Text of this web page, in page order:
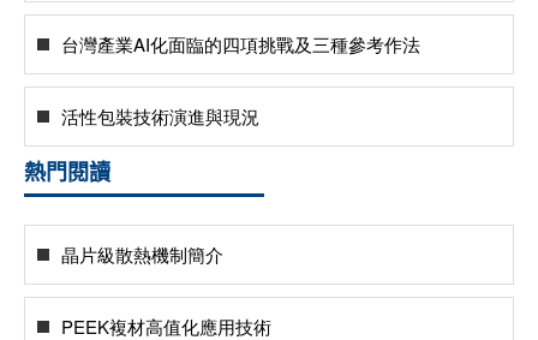
台灣產業AI化面臨的四項挑戰及三種參考作法
活性包裝技術演進與現況
熱門閱讀
晶片級散熱機制簡介
PEEK複材高值化應用技術